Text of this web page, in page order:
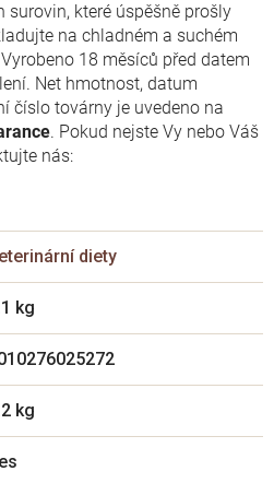
které úspěšně prošly
na chladném a suchém
18 měsíců před datem
Net hmotnost, datum
číslo továrny je uvedeno na
. Pokud nejste Vy nebo Váš
nás:
diety
kg
kg